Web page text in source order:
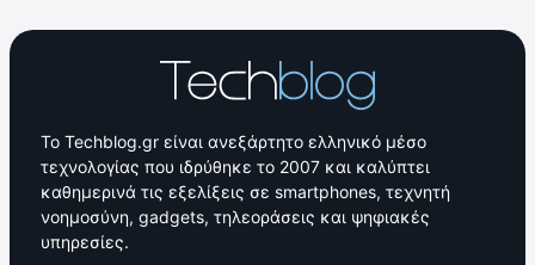
Το Techblog.gr είναι ανεξάρτητο ελληνικό μέσο
τεχνολογίας που ιδρύθηκε το 2007 και καλύπτει
καθημερινά τις εξελίξεις σε smartphones, τεχνητή
νοημοσύνη, gadgets, τηλεοράσεις και ψηφιακές
υπηρεσίες.